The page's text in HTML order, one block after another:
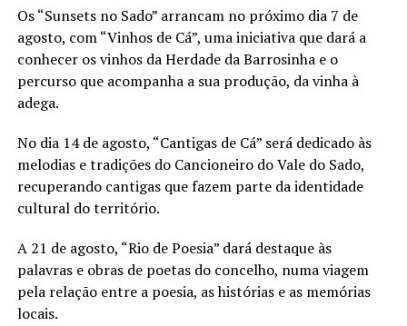
Os “Sunsets no Sado” arrancam no próximo dia 7 de
agosto, com “Vinhos de Cá”, uma iniciativa que dará a
conhecer os vinhos da Herdade da Barrosinha e o
percurso que acompanha a sua produção, da vinha à
adega.
No dia 14 de agosto, “Cantigas de Cá” será dedicado às
melodias e tradições do Cancioneiro do Vale do Sado,
recuperando cantigas que fazem parte da identidade
cultural do território.
A 21 de agosto, “Rio de Poesia” dará destaque às
palavras e obras de poetas do concelho, numa viagem
pela relação entre a poesia, as histórias e as memórias
locais.